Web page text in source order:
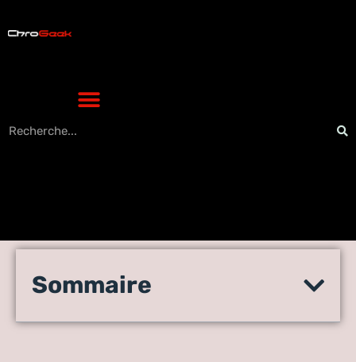
Débat sur l’exactitude
les récits dans les jeux vidéo
Sommaire